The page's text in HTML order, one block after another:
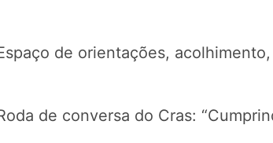
de orientações,
de conversa do Cras: